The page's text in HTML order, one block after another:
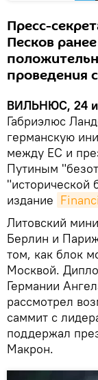
Пресс-
Песков
проведения
ВИЛЬНЮС, 24
Габриэлюс
германскую
между ЕС и
Путиным
"исторической
издание
Литовский
Берлин и
том, как блок
Москвой.
Германии
рассмотрел
саммит с
поддержал
Макрон.